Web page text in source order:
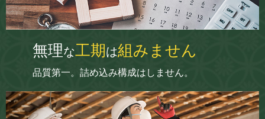
無理な工期は組みません
品質第一。詰め込み構成はしません。